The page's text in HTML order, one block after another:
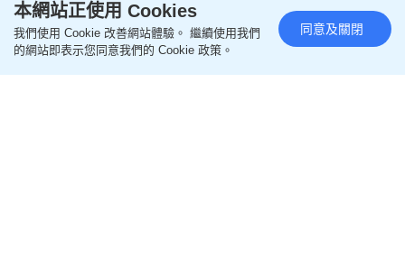
美擬禁止進口 中國數據中心設備
本網站正使用 Cookies
我們使用 Cookie 改善網站體驗。 繼續使用我們
的網站即表示您同意我們的 Cookie 政策。
同意及關閉